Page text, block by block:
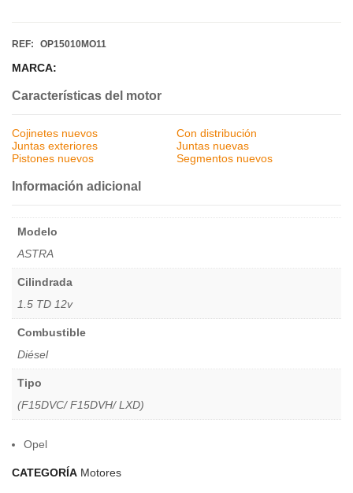
REF: OP15010MO11
MARCA:
Características del motor
Cojinetes nuevos
Con distribución
Juntas exteriores
Juntas nuevas
Pistones nuevos
Segmentos nuevos
Información adicional
Modelo
ASTRA
Cilindrada
1.5 TD 12v
Combustible
Diésel
Tipo
(F15DVC/ F15DVH/ LXD)
Opel
CATEGORÍA Motores